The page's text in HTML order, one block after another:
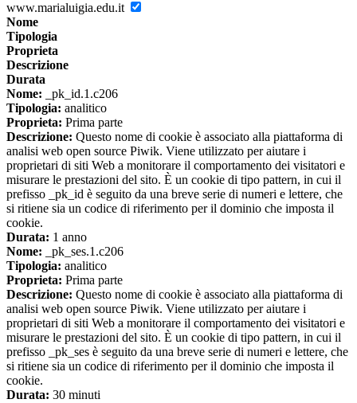
www.marialuigia.edu.it
Nome
Tipologia
Proprieta
Descrizione
Durata
Nome: _pk_id.1.c206
Tipologia: analitico
Proprieta: Prima parte
Descrizione: Questo nome di cookie è associato alla piattaforma di
analisi web open source Piwik. Viene utilizzato per aiutare i
proprietari di siti Web a monitorare il comportamento dei visitatori e
misurare le prestazioni del sito. È un cookie di tipo pattern, in cui il
prefisso _pk_id è seguito da una breve serie di numeri e lettere, che
si ritiene sia un codice di riferimento per il dominio che imposta il
cookie.
Durata: 1 anno
Nome: _pk_ses.1.c206
Tipologia: analitico
Proprieta: Prima parte
Descrizione: Questo nome di cookie è associato alla piattaforma di
analisi web open source Piwik. Viene utilizzato per aiutare i
proprietari di siti Web a monitorare il comportamento dei visitatori e
misurare le prestazioni del sito. È un cookie di tipo pattern, in cui il
prefisso _pk_ses è seguito da una breve serie di numeri e lettere, che
si ritiene sia un codice di riferimento per il dominio che imposta il
cookie.
Durata: 30 minuti